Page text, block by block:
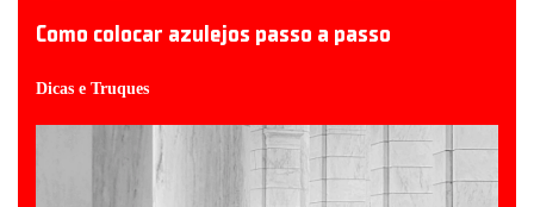
Como colocar azulejos passo a passo
Dicas e Truques